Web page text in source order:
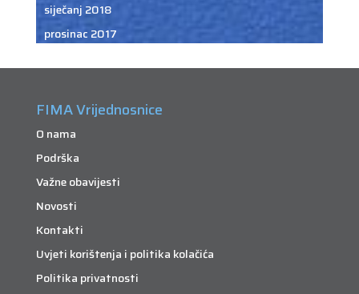
siječanj 2018
prosinac 2017
FIMA Vrijednosnice
O nama
Podrška
Važne obavijesti
Novosti
Kontakti
Uvjeti korištenja i politika kolačića
Politika privatnosti